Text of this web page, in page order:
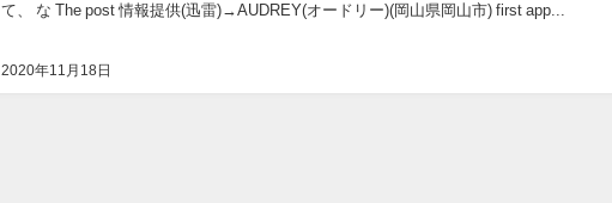
2020年11月18日
て、 な The post 情報提供(迅雷)→AUDREY(オードリー)(岡山県岡山市) first app...